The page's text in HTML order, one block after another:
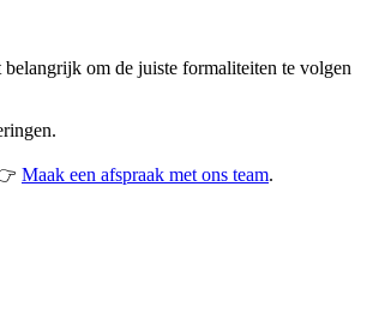
om de juiste formaliteiten te volgen
Maak een afspraak met ons team.